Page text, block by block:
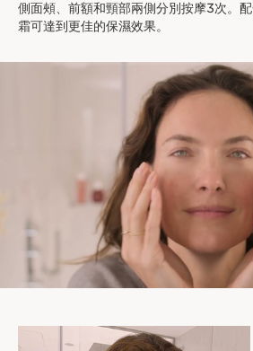
側面頰、前額和頸部兩側分別按摩3次。
霜可達到更佳的保濕效果。